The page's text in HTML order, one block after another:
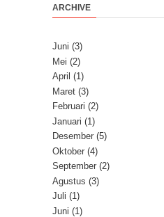
ARCHIVE
Juni (3)
Mei (2)
April (1)
Maret (3)
Februari (2)
Januari (1)
Desember (5)
Oktober (4)
September (2)
Agustus (3)
Juli (1)
Juni (1)